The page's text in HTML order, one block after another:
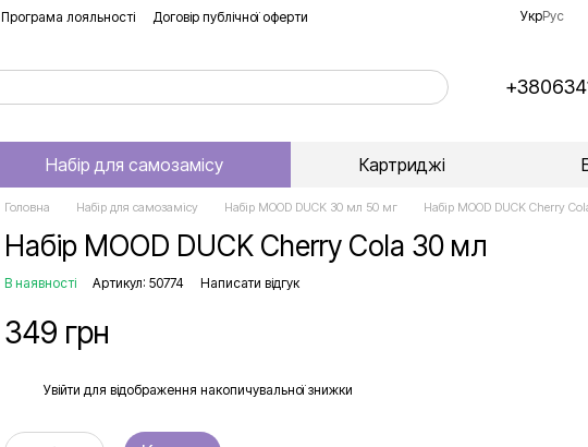
Програма лояльності Договір публічної оферти УкрРус
Набір для самозамісу Картриджі
Головна Набір для самозамісу Набір MOOD DUCK 30 мл 50 мг Набір MOOD DUCK Cherry
Набір MOOD DUCK Cherry Cola 30 мл
В наявності Артикул: 50774 Написати відгук
349 грн
Увійти для відображення накопичувальної знижки